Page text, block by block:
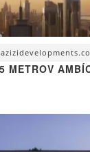
METROV